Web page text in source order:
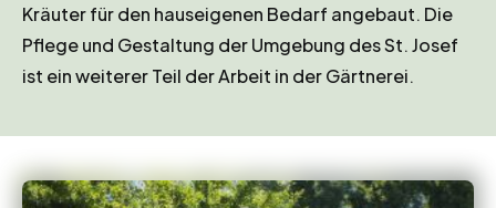
Kräuter für den hauseigenen Bedarf angebaut. Die
Pflege und Gestaltung der Umgebung des St. Josef
ist ein weiterer Teil der Arbeit in der Gärtnerei.